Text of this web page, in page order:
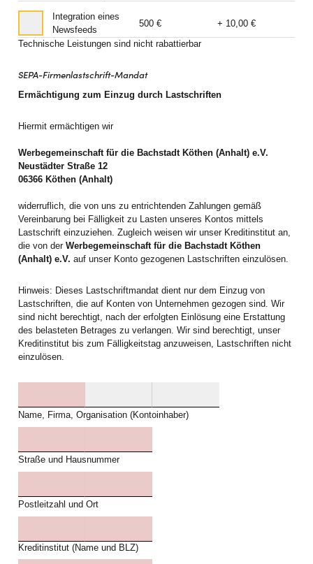
Integration eines
Newsfeeds
500 € + 10,00 €
Technische Leistungen sind nicht rabattierbar
SEPA-Firmenlastschrift-Mandat
Ermächtigung zum Einzug durch Lastschriften
Hiermit ermächtigen wir
Werbegemeinschaft für die Bachstadt Köthen (Anhalt) e.V.
Neustädter Straße 12
06366 Köthen (Anhalt)
widerruflich, die von uns zu entrichtenden Zahlungen gemäß
Vereinbarung bei Fälligkeit zu Lasten unseres Kontos mittels
Lastschrift einzuziehen. Zugleich weisen wir unser Kreditinstitut an,
die von der Werbegemeinschaft für die Bachstadt Köthen
(Anhalt) e.V. auf unser Konto gezogenen Lastschriften einzulösen.
Hinweis: Dieses Lastschriftmandat dient nur dem Einzug von
Lastschriften, die auf Konten von Unternehmen gezogen sind. Wir
sind nicht berechtigt, nach der erfolgten Einlösung eine Erstattung
des belasteten Betrages zu verlangen. Wir sind berechtigt, unser
Kreditinstitut bis zum Fälligkeitstag anzuweisen, Lastschriften nicht
einzulösen.
Name, Firma, Organisation (Kontoinhaber)
Straße und Hausnummer
Postleitzahl und Ort
Kreditinstitut (Name und BLZ)